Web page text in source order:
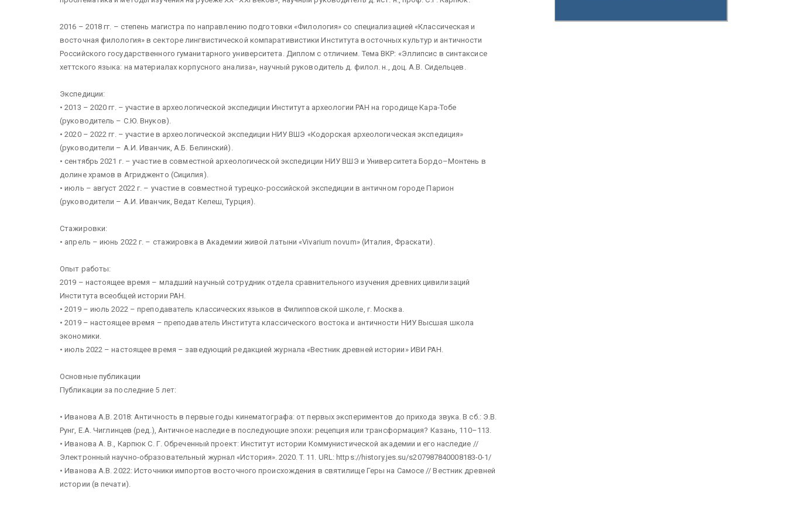
2016 – 2018 гг. – степень магистра по направлению подготовки «Филология» со специализацией «Классическая и
восточная филология» в секторе лингвистической компаративистики Института восточных культур и античности
Российского государственного гуманитарного университета. Диплом с отличием. Тема ВКР: «Эллипсис в синтаксисе
хеттского языка: на материалах корпусного анализа», научный руководитель д. филол. н., доц. А.В. Сидельцев.
Экспедиции:
• 2013 – 2020 гг. – участие в археологической экспедиции Института археологии РАН на городище Кара-Тобе
(руководитель – С.Ю. Внуков).
• 2020 – 2022 гг. – участие в археологической экспедиции НИУ ВШЭ «Кодорская археологическая экспедиция»
(руководители – А.И. Иванчик, А.Б. Белинский).
• сентябрь 2021 г. – участие в совместной археологической экспедиции НИУ ВШЭ и Университета Бордо–Монтень в
долине храмов в Агридженто (Сицилия).
• июль – август 2022 г. – участие в совместной турецко-российской экспедиции в античном городе Парион
(руководители – А.И. Иванчик, Ведат Келеш, Турция).
Стажировки:
• апрель – июнь 2022 г. – стажировка в Академии живой латыни «Vivarium novum» (Италия, Фраскати).
Опыт работы:
2019 – настоящее время – младший научный сотрудник отдела сравнительного изучения древних цивилизаций
Института всеобщей истории РАН.
• 2019 – июль 2022 – преподаватель классических языков в Филипповской школе, г. Москва.
• 2019 – настоящее время – преподаватель Института классического востока и античности НИУ Высшая школа
экономики.
• июль 2022 – настоящее время – заведующий редакцией журнала «Вестник древней истории» ИВИ РАН.
Основные публикации
Публикации за последние 5 лет:
• Иванова А.В. 2018: Античность в первые годы кинематографа: от первых экспериментов до прихода звука. В сб.: Э.В.
Рунг, Е.А. Чиглинцев (ред.), Античное наследие в последующие эпохи: рецепция или трансформация? Казань, 110–113.
• Иванова А. В., Карпюк С. Г. Обреченный проект: Институт истории Коммунистической академии и его наследие //
Электронный научно-образовательный журнал «История». 2020. T. 11. URL: https://history.jes.su/s207987840008183-0-1/
• Иванова А.В. 2022: Источники импортов восточного происхождения в святилище Геры на Самосе // Вестник древней
истории (в печати).